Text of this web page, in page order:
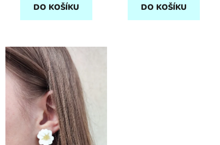
DO KOŠÍKU DO KOŠÍKU